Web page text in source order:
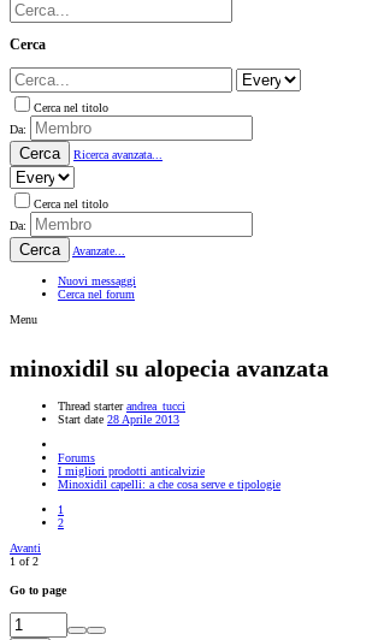
Cerca
Cerca nel titolo
Da:
Cerca Ricerca avanzata...
Cerca nel titolo
Da:
Cerca Avanzate...
Nuovi messaggi
Cerca nel forum
Menu
minoxidil su alopecia avanzata
Thread starter andrea_tucci
Start date 28 Aprile 2013
Forums
I migliori prodotti anticalvizie
Minoxidil capelli: a che cosa serve e tipologie
1
2
Avanti
1 of 2
Go to page